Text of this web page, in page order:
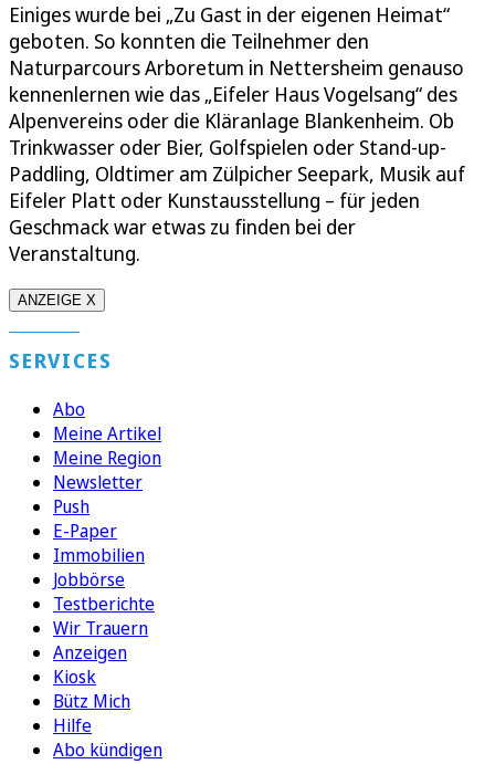
Einiges wurde bei „Zu Gast in der eigenen Heimat“
geboten. So konnten die Teilnehmer den
Naturparcours Arboretum in Nettersheim genauso
kennenlernen wie das „Eifeler Haus Vogelsang“ des
Alpenvereins oder die Kläranlage Blankenheim. Ob
Trinkwasser oder Bier, Golfspielen oder Stand-up-
Paddling, Oldtimer am Zülpicher Seepark, Musik auf
Eifeler Platt oder Kunstausstellung – für jeden
Geschmack war etwas zu finden bei der
Veranstaltung.
ANZEIGE X
SERVICES
Abo
Meine Artikel
Meine Region
Newsletter
Push
E-Paper
Immobilien
Jobbörse
Testberichte
Wir Trauern
Anzeigen
Kiosk
Bütz Mich
Hilfe
Abo kündigen